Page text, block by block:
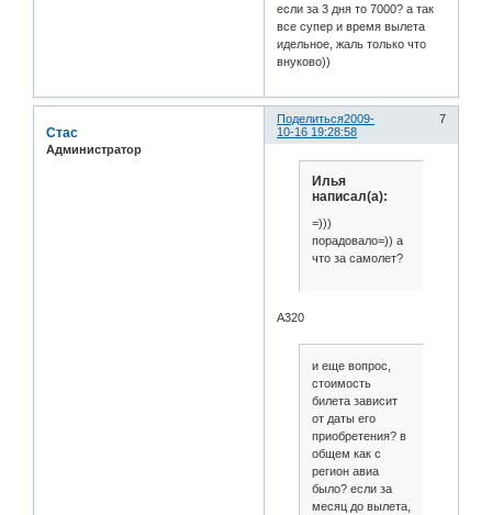
если за 3 дня то 7000? а так
все супер и время вылета
идельное, жаль только что
внуково))
Поделиться 7
2009-
10-16 19:28:58
Стас
Администратор
Илья
написал(а):
=)))
порадовало=)) а
что за самолет?
A320
и еще вопрос,
стоимость
билета зависит
от даты его
приобретения? в
общем как с
регион авиа
было? если за
месяц до вылета,